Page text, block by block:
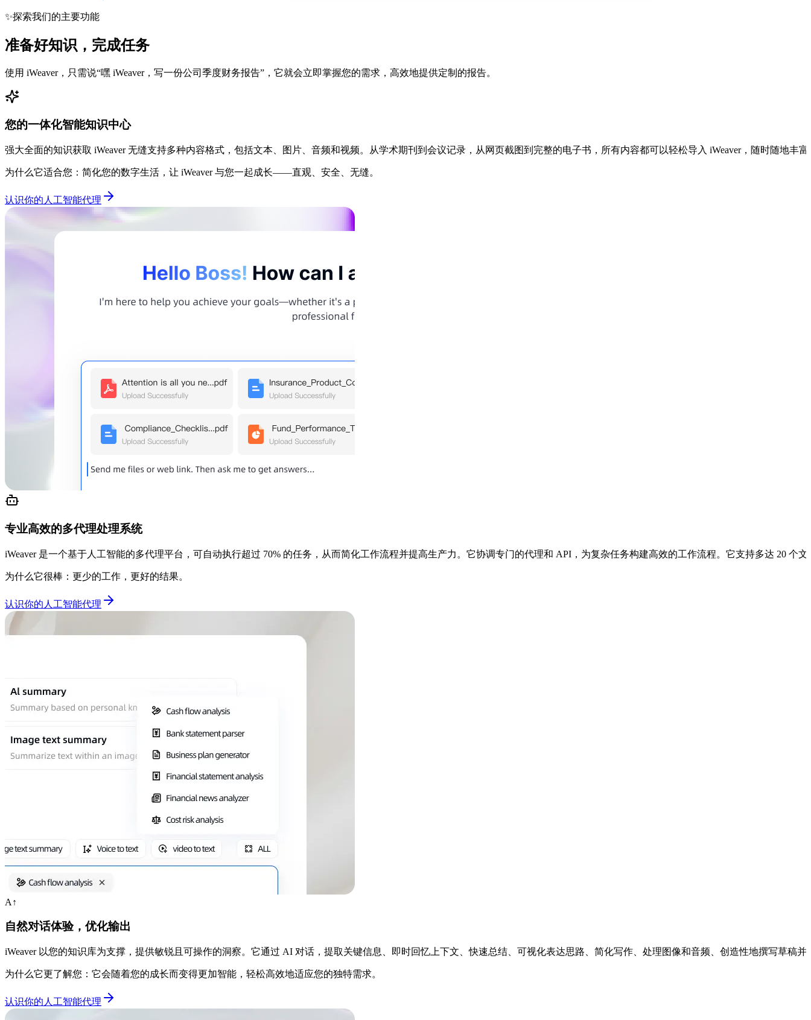
✨探索我们的主要功能
准备好知识，完成任务
使用 iWeaver，只需说“嘿 iWeaver，写一份公司季度财务报告”，它就会立即掌握您的需求，高效地提供定制的报告。
您的一体化智能知识中心
强大全面的知识获取 iWeaver 无缝支持多种内容格式，包括文本、图片、音频和视频。从学术期刊到会议记录，从网页截图到完整的电子书，所有内容都可以轻松导入 iWeaver，随时随地
为什么它适合您：简化您的数字生活，让 iWeaver 与您一起成长——直观、安全、无缝。
认识你的人工智能代理
专业高效的多代理处理系统
iWeaver 是一个基于人工智能的多代理平台，可自动执行超过 70% 的任务，从而简化工作流程并提高生产力。它协调专门的代理和 API，为复杂任务构建高效的工作流程。它支持多达 20
为什么它很棒：更少的工作，更好的结果。
认识你的人工智能代理
A↑
自然对话体验，优化输出
iWeaver 以您的知识库为支撑，提供敏锐且可操作的洞察。它通过 AI 对话，提取关键信息、即时回忆上下文、快速总结、可视化表达思路、简化写作、处理图像和音频、创造性地撰写草
为什么它更了解您：它会随着您的成长而变得更加智能，轻松高效地适应您的独特需求。
认识你的人工智能代理